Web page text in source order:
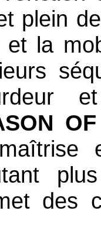
plein
la
des